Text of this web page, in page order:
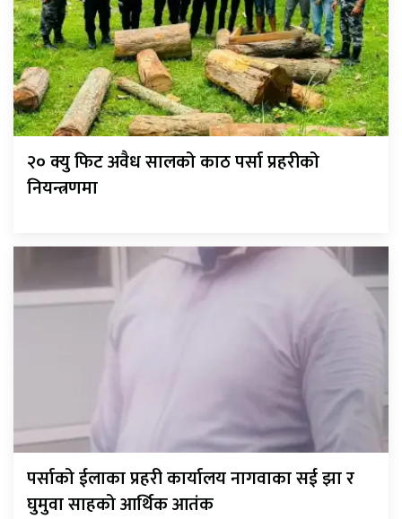
२० क्यु फिट अवैध सालको काठ पर्सा प्रहरीको
नियन्त्रणमा
पर्साको ईलाका प्रहरी कार्यालय नागवाका सई झा र
घुमुवा साहको आर्थिक आतंक